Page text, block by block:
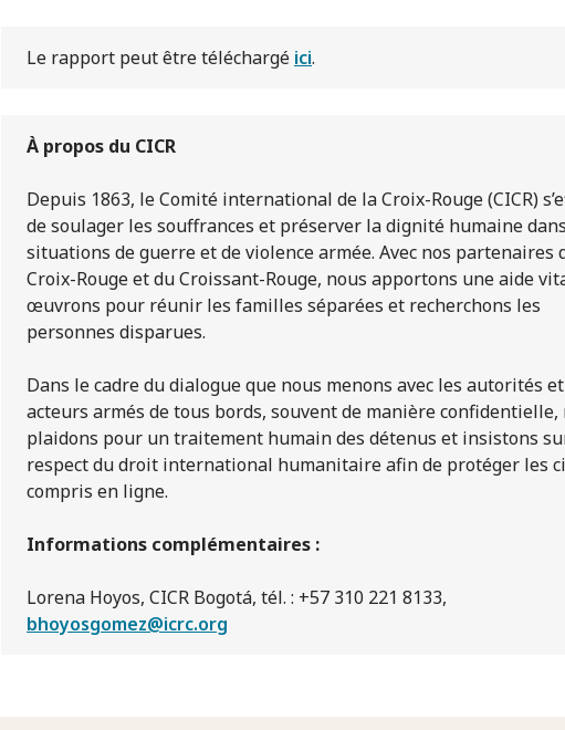
Le rapport peut être téléchargé ici.
À propos du CICR
Depuis 1863, le Comité international de la Croix-Rouge (CICR)
de soulager les souffrances et préserver la dignité humaine
situations de guerre et de violence armée. Avec nos partenaires
Croix-Rouge et du Croissant-Rouge, nous apportons une aide
œuvrons pour réunir les familles séparées et recherchons les
personnes disparues.
Dans le cadre du dialogue que nous menons avec les autorités
acteurs armés de tous bords, souvent de manière confidentielle,
plaidons pour un traitement humain des détenus et insistons
respect du droit international humanitaire afin de protéger les
compris en ligne.
Informations complémentaires :
Lorena Hoyos, CICR Bogotá, tél. : +57 310 221 8133,
bhoyosgomez@icrc.org